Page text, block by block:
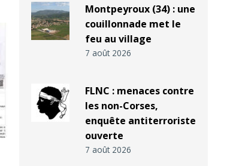
Montpeyroux (34) : une
couillonnade met le
feu au village
7 août 2026
FLNC : menaces contre
les non-Corses,
enquête antiterroriste
ouverte
7 août 2026